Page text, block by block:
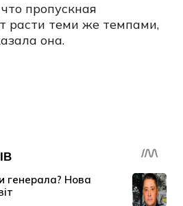
пропускная
расти теми же темпами,
она.